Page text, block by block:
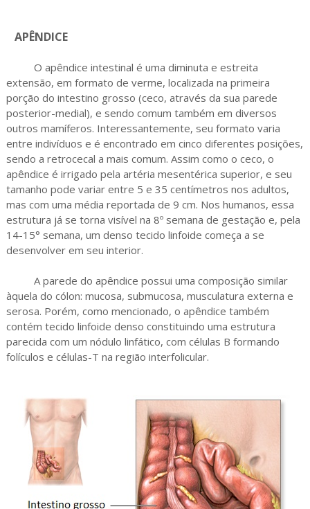
APÊNDICE
O apêndice intestinal é uma diminuta e estreita
extensão, em formato de verme, localizada na primeira
porção do intestino grosso (ceco, através da sua parede
posterior-medial), e sendo comum também em diversos
outros mamíferos. Interessantemente, seu formato varia
entre indivíduos e é encontrado em cinco diferentes posições,
sendo a retrocecal a mais comum. Assim como o ceco, o
apêndice é irrigado pela artéria mesentérica superior, e seu
tamanho pode variar entre 5 e 35 centímetros nos adultos,
mas com uma média reportada de 9 cm. Nos humanos, essa
estrutura já se torna visível na 8º semana de gestação e, pela
14-15° semana, um denso tecido linfoide começa a se
desenvolver em seu interior.
A parede do apêndice possui uma composição similar
àquela do cólon: mucosa, submucosa, musculatura externa e
serosa. Porém, como mencionado, o apêndice também
contém tecido linfoide denso constituindo uma estrutura
parecida com um nódulo linfático, com células B formando
folículos e células-T na região interfolicular.